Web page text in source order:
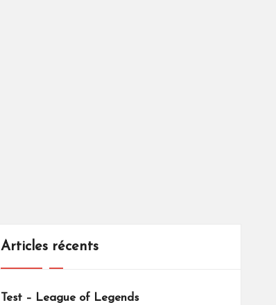
Articles récents
Test – League of Legends